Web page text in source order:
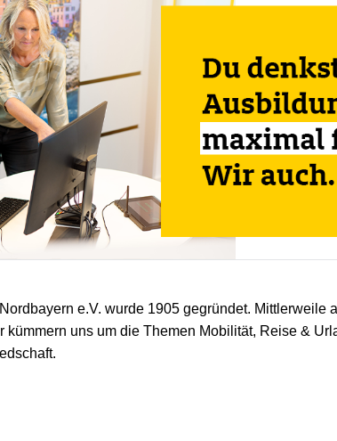
e.V. wurde 1905 gegründet. Mittlerweile
kümmern uns um die Themen Mobilität, Reise &